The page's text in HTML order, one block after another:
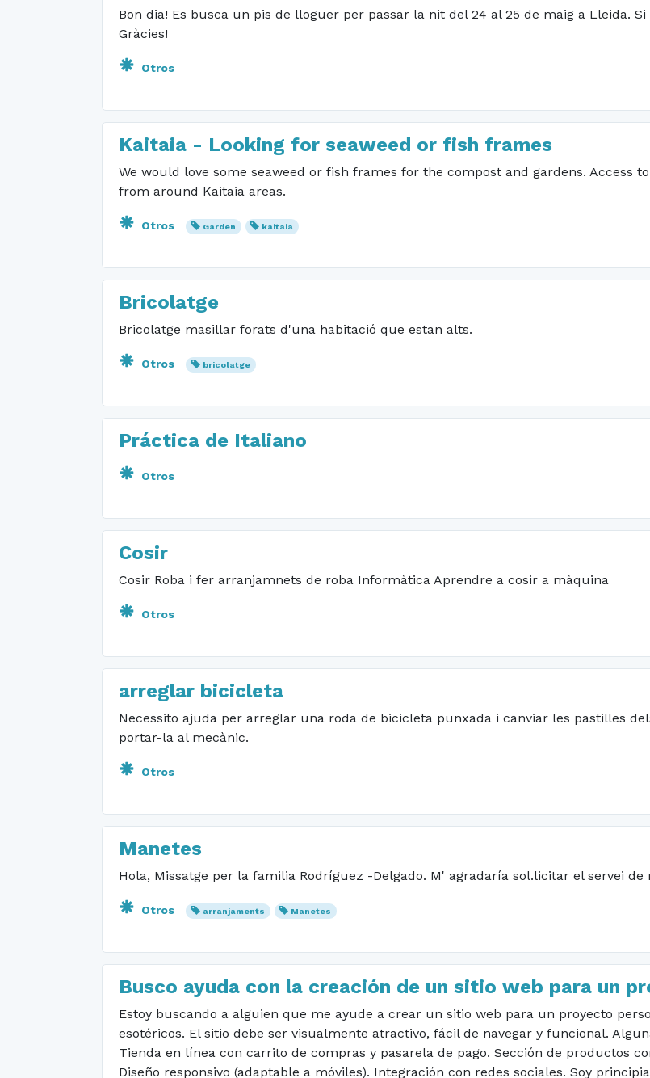
Bon dia! Es busca un pis de lloguer per passar la nit del 24 al 25 de maig a Lleida.
Gràcies!
Otros
Kaitaia - Looking for seaweed or fish frames
We would love some seaweed or fish frames for the compost and gardens. Access
from around Kaitaia areas.
Otros Garden kaitaia
Bricolatge
Bricolatge masillar forats d'una habitació que estan alts.
Otros bricolatge
Práctica de Italiano
Otros
Cosir
Cosir Roba i fer arranjamnets de roba Informàtica Aprendre a cosir a màquina
Otros
arreglar bicicleta
Necessito ajuda per arreglar una roda de bicicleta punxada i canviar les pastilles
portar-la al mecànic.
Otros
Manetes
Hola, Missatge per la familia Rodríguez -Delgado. M' agradaría sol.licitar el servei de
Otros arranjaments Manetes
Busco ayuda con la creación de un sitio web para un
Estoy buscando a alguien que me ayude a crear un sitio web para un proyecto
esotéricos. El sitio debe ser visualmente atractivo, fácil de navegar y funcional.
Tienda en línea con carrito de compras y pasarela de pago. Sección de productos
Diseño responsivo (adaptable a móviles). Integración con redes sociales. Soy